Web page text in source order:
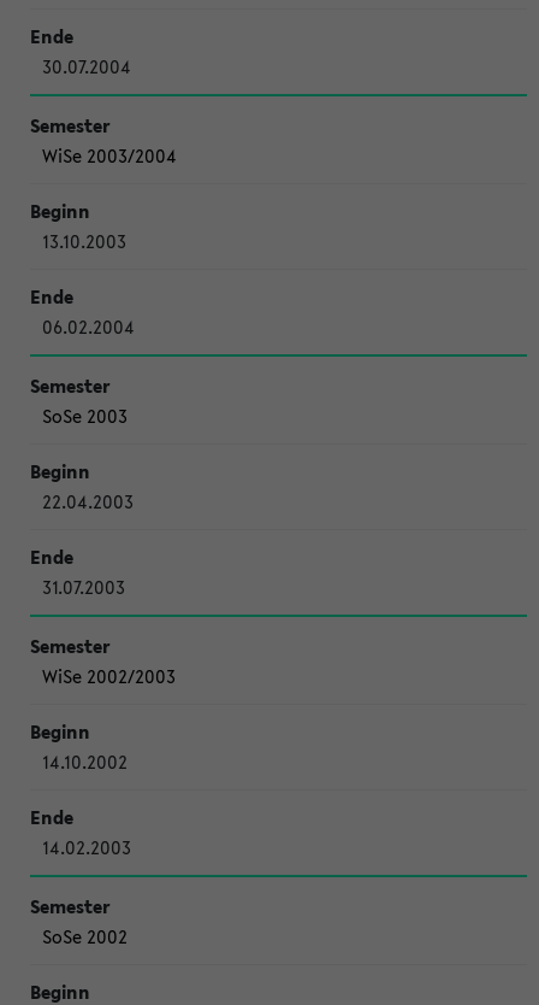
30.07.2004
WiSe 2003/2004
13.10.2003
06.02.2004
SoSe 2003
22.04.2003
31.07.2003
WiSe 2002/2003
14.10.2002
14.02.2003
SoSe 2002